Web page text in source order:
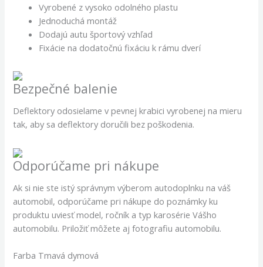
Vyrobené z vysoko odolného plastu
Jednoduchá montáž
Dodajú autu športový vzhľad
Fixácie na dodatočnú fixáciu k rámu dverí
Bezpečné balenie
Deflektory odosielame v pevnej krabici vyrobenej na mieru
tak, aby sa deflektory doručili bez poškodenia.
Odporúčame pri nákupe
Ak si nie ste istý správnym výberom autodoplnku na váš
automobil, odporúčame pri nákupe do poznámky ku
produktu uviesť model, ročník a typ karosérie Vášho
automobilu. Priložiť môžete aj fotografiu automobilu.
Farba Tmavá dymová